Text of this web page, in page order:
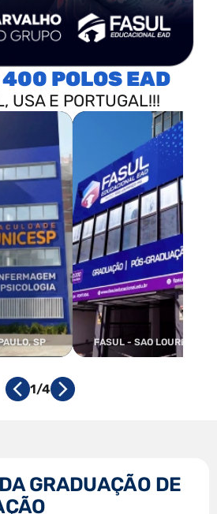
SP FASUL - SAO LOURENCO,
400 POLOS
USA E PORTUGAL!!!
1/4
GRADUAÇÃO DE